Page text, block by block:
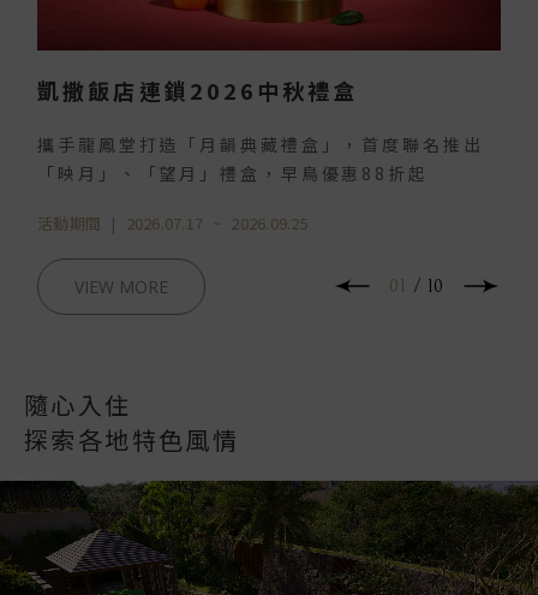
01 / 10
凱撒飯店連鎖2026中秋禮盒
攜手龍鳳堂打造「月韻典藏禮盒」，首度聯名推出
「映月」、「望月」禮盒，早鳥優惠88折起
活動期間 | 2026.07.17 ~ 2026.09.25
VIEW MORE
隨心入住
探索各地特色風情